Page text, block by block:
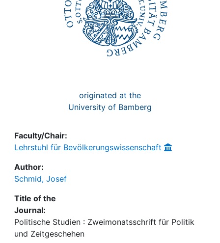
originated at the
University of Bamberg
Faculty/Chair:
Lehrstuhl für Bevölkerungswissenschaft
Author:
Schmid, Josef
Title of the
Journal:
Politische Studien : Zweimonatsschrift für Politik
und Zeitgeschehen